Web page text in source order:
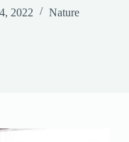
2022 Nature